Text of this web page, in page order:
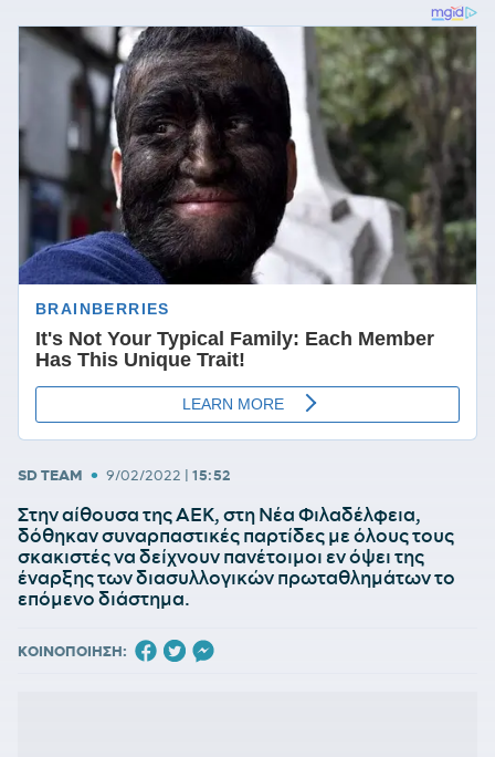
SD TEAM • 9/02/2022 | 15:52
Στην αίθουσα της ΑΕΚ, στη Νέα Φιλαδέλφεια,
δόθηκαν συναρπαστικές παρτίδες με όλους τους
σκακιστές να δείχνουν πανέτοιμοι εν όψει της
έναρξης των διασυλλογικών πρωταθλημάτων το
επόμενο διάστημα.
ΚΟΙΝΟΠΟΙΗΣΗ: